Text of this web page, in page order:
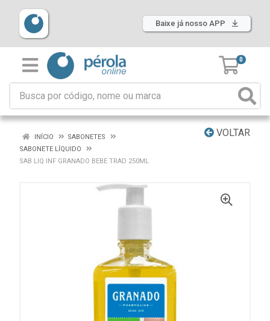
Baixe já nosso APP
0
VOLTAR
INÍCIO
SABONETES
SABONETE LÍQUIDO
SAB LIQ INF GRANADO BEBE TRAD 250ML